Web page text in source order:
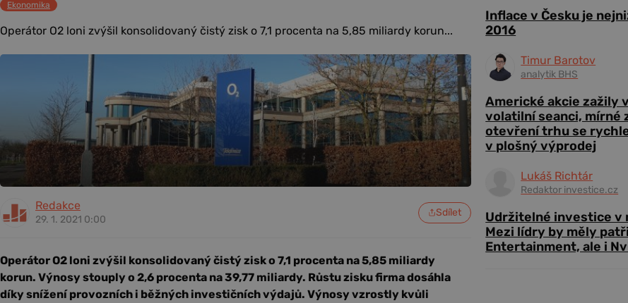
Ekonomika
Operátor O2 loni zvýšil konsolidovaný čistý zisk o 7,1 procenta na 5,85 miliardy korun...
Redakce
29. 1. 2021 0:00
Sdílet
Operátor O2 loni zvýšil konsolidovaný čistý zisk o 7,1 procenta na 5,85 miliardy
korun. Výnosy stouply o 2,6 procenta na 39,77 miliardy. Růstu zisku firma dosáhla
díky snížení provozních i běžných investičních výdajů. Výnosy vzrostly kvůli
Inflace v Česku je
2016
Timur Barotov
analytik BHS
Americké akcie zažily
volatilní seanci, mírné
otevření trhu se
v plošný výprodej
Lukáš Richtár
Redaktor investice.cz
Udržitelné investice v
Mezi lídry by měly
Entertainment, ale i